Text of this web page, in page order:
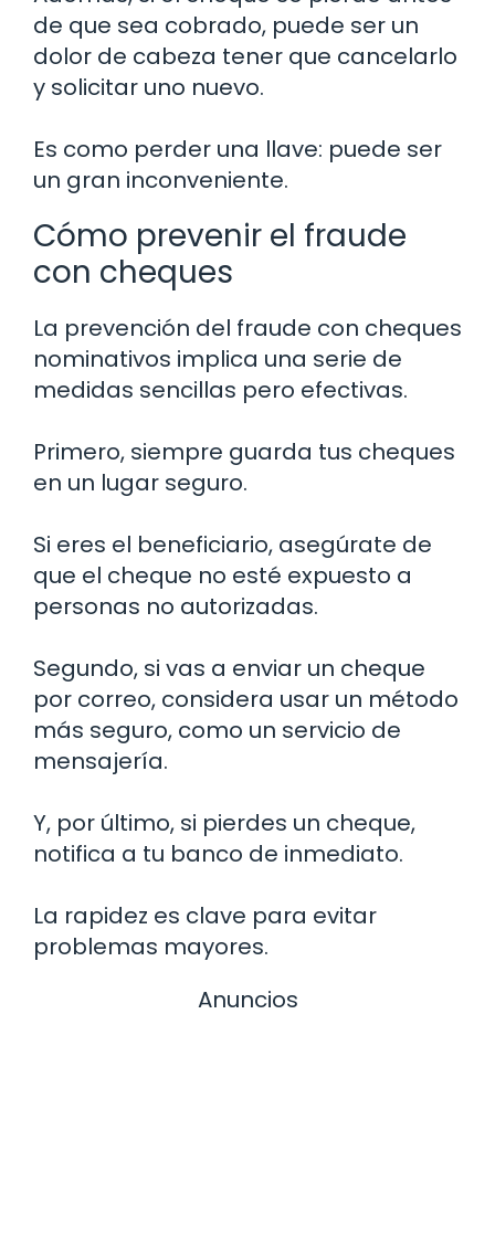
de que sea cobrado, puede ser un
dolor de cabeza tener que cancelarlo
y solicitar uno nuevo.
Es como perder una llave: puede ser
un gran inconveniente.
Cómo prevenir el fraude
con cheques
La prevención del fraude con cheques
nominativos implica una serie de
medidas sencillas pero efectivas.
Primero, siempre guarda tus cheques
en un lugar seguro.
Si eres el beneficiario, asegúrate de
que el cheque no esté expuesto a
personas no autorizadas.
Segundo, si vas a enviar un cheque
por correo, considera usar un método
más seguro, como un servicio de
mensajería.
Y, por último, si pierdes un cheque,
notifica a tu banco de inmediato.
La rapidez es clave para evitar
problemas mayores.
Anuncios